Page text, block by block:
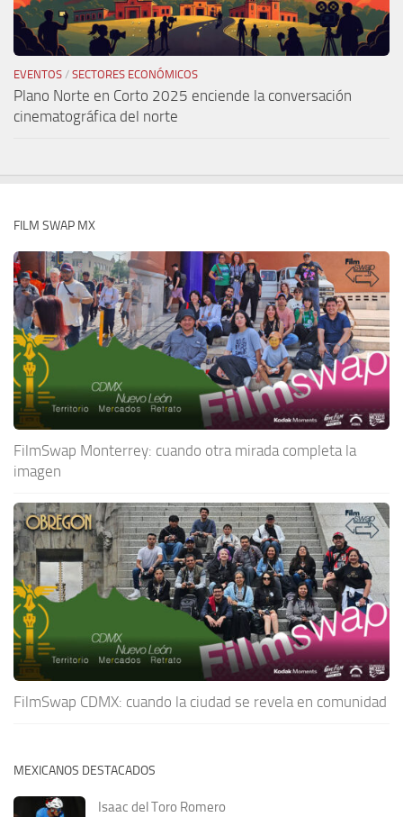
EVENTOS / SECTORES ECONÓMICOS
Plano Norte en Corto 2025 enciende la conversación
cinematográfica del norte
FILM SWAP MX
FilmSwap Monterrey: cuando otra mirada completa la
imagen
FilmSwap CDMX: cuando la ciudad se revela en comunidad
MEXICANOS DESTACADOS
Isaac del Toro Romero